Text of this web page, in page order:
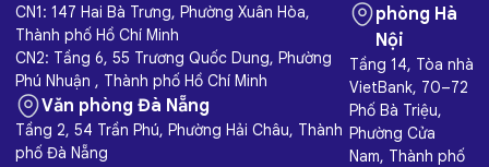
CN1: 147 Hai Bà Trưng, Phường Xuân Hòa,
Thành phố Hồ Chí Minh
CN2: Tầng 6, 55 Trương Quốc Dung, Phường
Phú Nhuận , Thành phố Hồ Chí Minh
Văn phòng Đà Nẵng
Tầng 2, 54 Trần Phú, Phường Hải Châu, Thành
phố Đà Nẵng
phòng Hà
Nội
Tầng 14, Tòa nhà
VietBank, 70–72
Phố Bà Triệu,
Phường Cửa
Nam, Thành phố